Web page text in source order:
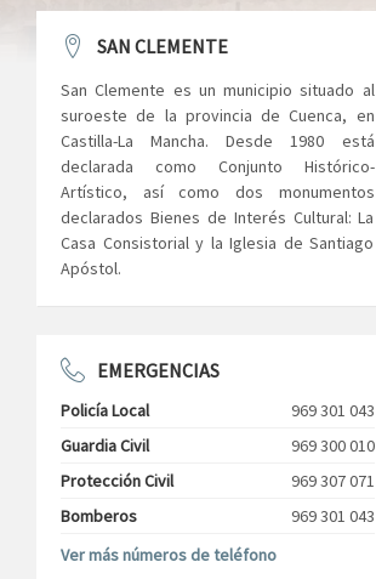
SAN CLEMENTE
San Clemente es un municipio situado al
suroeste de la provincia de Cuenca, en
Castilla-La Mancha. Desde 1980 está
declarada como Conjunto Histórico-
Artístico, así como dos monumentos
declarados Bienes de Interés Cultural: La
Casa Consistorial y la Iglesia de Santiago
Apóstol.
EMERGENCIAS
Policía Local
969 301 043
Guardia Civil
969 300 010
Protección Civil
969 307 071
Bomberos
969 301 043
Ver más números de teléfono